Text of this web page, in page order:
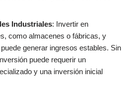
Industriales: Invertir en
como almacenes o fábricas, y
generar ingresos estables. Sin
puede requerir un
y una inversión inicial